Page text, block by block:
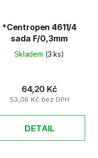
*Centropen 4611/4
sada F/0,3mm
Skladem (3 ks)
53,06 Kč bez DPH
64,20 Kč
DETAIL